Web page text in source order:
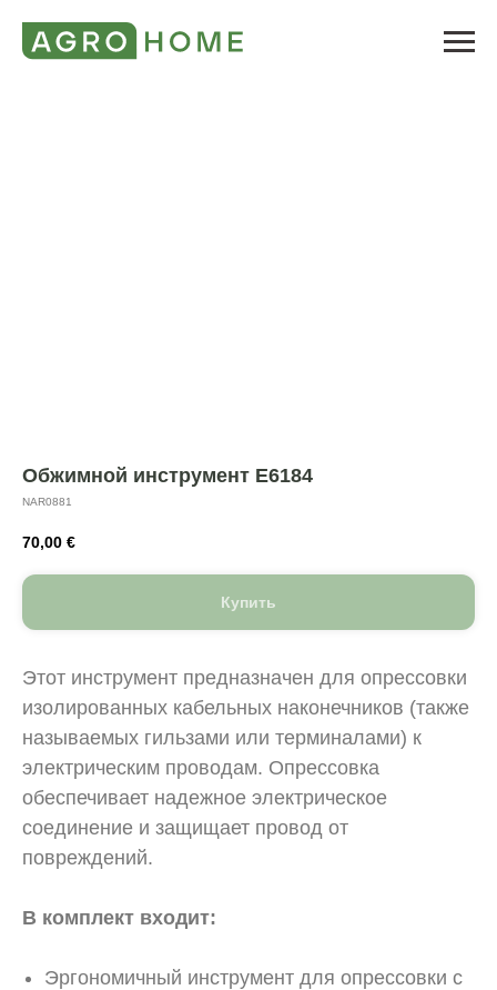
Обжимной инструмент E6184
NAR0881
70,00 €
Купить
Этот инструмент предназначен для опрессовки
изолированных кабельных наконечников (также
называемых гильзами или терминалами) к
электрическим проводам. Опрессовка
обеспечивает надежное электрическое
соединение и защищает провод от
повреждений.
В комплект входит:
Эргономичный инструмент для опрессовки с